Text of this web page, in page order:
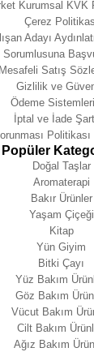
Kurumsal KVK
Çerez
Adayı
Sorumlusuna
Mesafeli Satış
Gizlilik ve
Ödeme
İptal ve İade
Popüler
Doğal Taşlar
Aromaterapi
Bakır Ürünler
Yaşam Çiçeği
Kitap
Yün Giyim
Bitki Çayı
Yüz Bakım
Göz Bakım
Vücut Bakım
Cilt Bakım
Ağız Bakım